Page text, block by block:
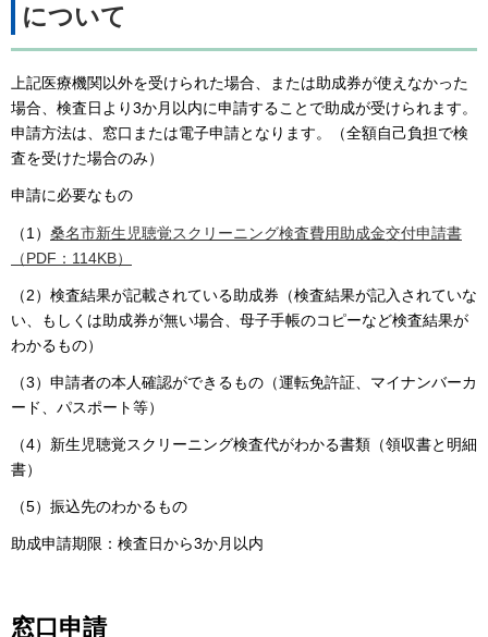
について
上記医療機関以外を受けられた場合、または助成券が使えなかった
場合、検査日より3か月以内に申請することで助成が受けられます。
申請方法は、窓口または電子申請となります。（全額自己負担で検
査を受けた場合のみ）
申請に必要なもの
（1） 桑名市新生児聴覚スクリーニング検査費用助成金交付申請書
（PDF：114KB）
（2）検査結果が記載されている助成券（検査結果が記入されていな
い、もしくは助成券が無い場合、母子手帳のコピーなど検査結果が
わかるもの）
（3）申請者の本人確認ができるもの（運転免許証、マイナンバーカ
ード、パスポート等）
（4）新生児聴覚スクリーニング検査代がわかる書類（領収書と明細
書）
（5）振込先のわかるもの
助成申請期限：検査日から3か月以内
窓口申請